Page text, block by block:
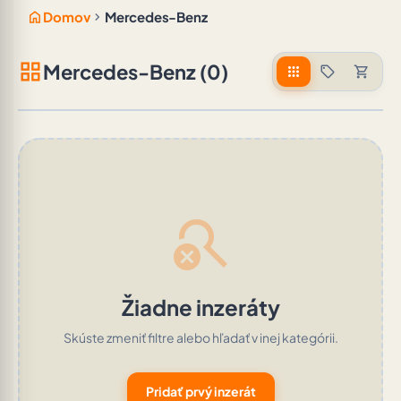
home Domov chevron_right Mercedes-Benz
grid_viewMercedes-Benz (0) apps sell shopping_cart
search_off
Žiadne inzeráty
Skúste zmeniť filtre alebo hľadať v inej kategórii.
Pridať prvý inzerát